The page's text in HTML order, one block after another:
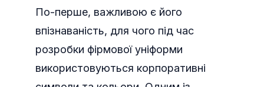
По-перше, важливою є його
впізнаваність, для чого під час
розробки фірмової уніформи
використовуються корпоративні